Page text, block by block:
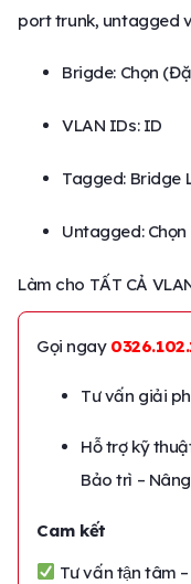
port trunk, untagged
Brigde: Chọn
VLAN IDs: ID
Tagged: Bridge
Untagged:
Làm cho TẤT CẢ
Gọi ngay
Tư vấn giải
Hỗ trợ kỹ
Bảo trì –
Cam kết
Tư vấn tận tâm